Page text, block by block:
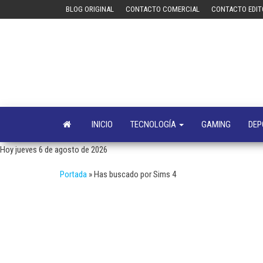
BLOG ORIGINAL CONTACTO COMERCIAL CONTACTO
INICIO TECNOLOGÍA GAMING
Hoy jueves 6 de agosto de 2026
Portada »Has buscado por Sims 4